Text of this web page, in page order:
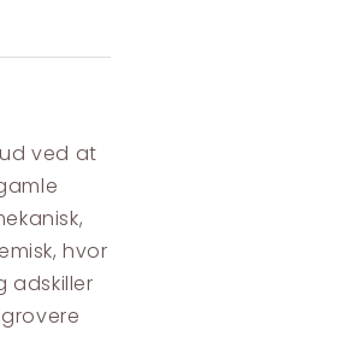
ved at
hvor
adskiller